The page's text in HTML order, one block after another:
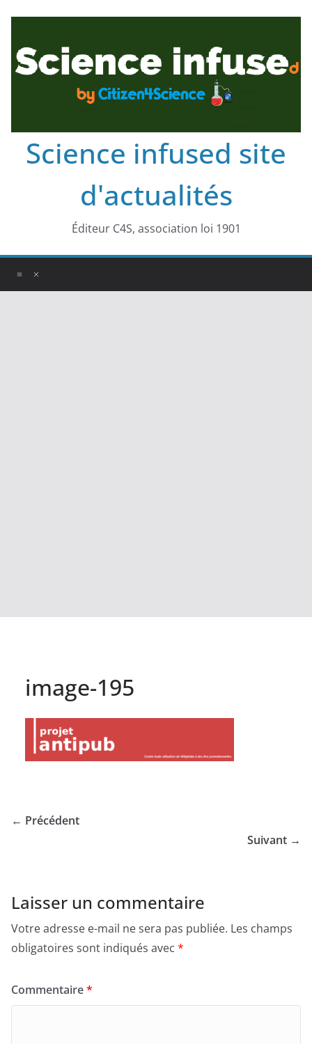
Science infused site
d'actualités
Éditeur C4S, association loi 1901
image-195
← Précédent
Suivant →
Laisser un commentaire
Votre adresse e-mail ne sera pas publiée. Les champs
obligatoires sont indiqués avec *
Commentaire*